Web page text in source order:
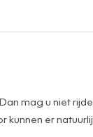
mag u niet
kunnen er